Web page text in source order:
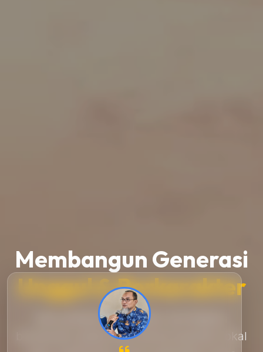
Membangun Generasi
Unggul & Berkarakter
Menyediakan ekosistem pendidikan
berstandar global bernuansa kearifan lokal